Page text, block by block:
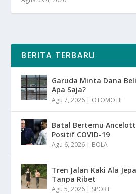
BERITA TERBARU
Garuda Minta Dana
Apa Saja?
Agu 7, 2026 | OTOMOTIF
Batal Bertemu
Positif COVID-19
Agu 6, 2026 | BOLA
Tren Jalan Kaki Ala
Tanpa Ribet
Agu 5, 2026 | SPORT